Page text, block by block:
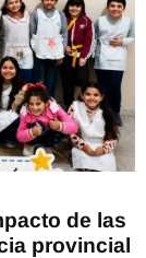
de las
provincial